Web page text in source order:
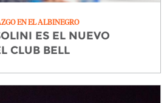
EN EL ALBINEGRO
ES EL NUEVO
CLUB BELL